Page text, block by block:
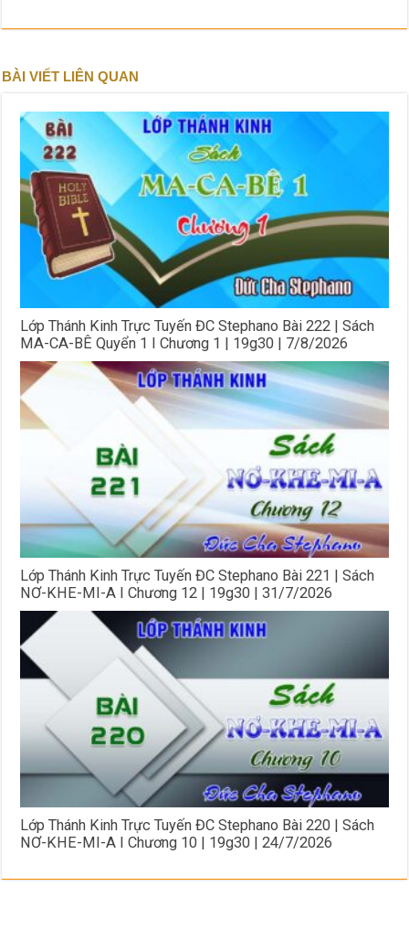
BÀI VIẾT LIÊN QUAN
Lớp Thánh Kinh Trực Tuyến ĐC Stephano Bài 222 | Sách
MA-CA-BÊ Quyển 1 I Chương 1 | 19g30 | 7/8/2026
Lớp Thánh Kinh Trực Tuyến ĐC Stephano Bài 221 | Sách
NƠ-KHE-MI-A I Chương 12 | 19g30 | 31/7/2026
Lớp Thánh Kinh Trực Tuyến ĐC Stephano Bài 220 | Sách
NƠ-KHE-MI-A I Chương 10 | 19g30 | 24/7/2026